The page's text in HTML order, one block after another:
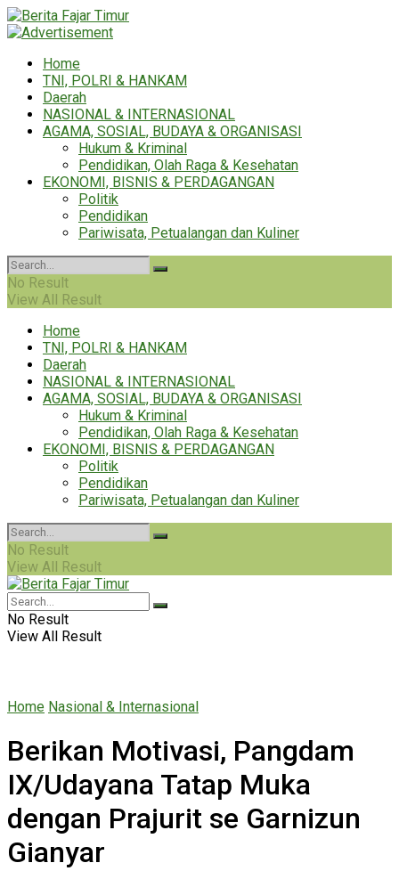
Home
TNI, POLRI & HANKAM
Daerah
NASIONAL & INTERNASIONAL
AGAMA, SOSIAL, BUDAYA & ORGANISASI
Hukum & Kriminal
Pendidikan, Olah Raga & Kesehatan
EKONOMI, BISNIS & PERDAGANGAN
Politik
Pendidikan
Pariwisata, Petualangan dan Kuliner
No Result
View All Result
Home
TNI, POLRI & HANKAM
Daerah
NASIONAL & INTERNASIONAL
AGAMA, SOSIAL, BUDAYA & ORGANISASI
Hukum & Kriminal
Pendidikan, Olah Raga & Kesehatan
EKONOMI, BISNIS & PERDAGANGAN
Politik
Pendidikan
Pariwisata, Petualangan dan Kuliner
No Result
View All Result
No Result
View All Result
Home Nasional & Internasional
Berikan Motivasi, Pangdam
IX/Udayana Tatap Muka
dengan Prajurit se Garnizun
Gianyar